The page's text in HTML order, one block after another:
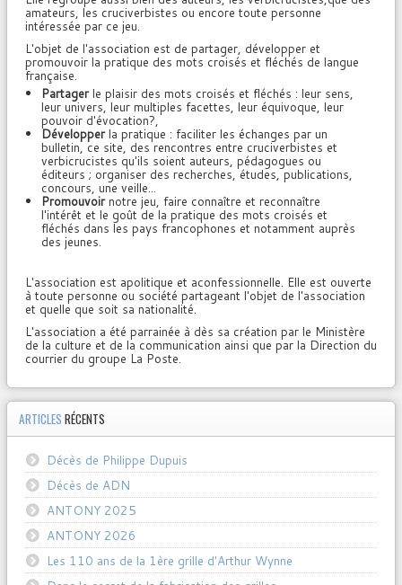
amateurs, les cruciverbistes ou encore toute personne
intéressée par ce jeu.
L'objet de l'association est de partager, développer et
promouvoir la pratique des mots croisés et fléchés de langue
française.
Partager le plaisir des mots croisés et fléchés : leur sens,
leur univers, leur multiples facettes, leur équivoque, leur
pouvoir d'évocation?,
Développer la pratique : faciliter les échanges par un
bulletin, ce site, des rencontres entre cruciverbistes et
verbicrucistes qu'ils soient auteurs, pédagogues ou
éditeurs ; organiser des recherches, études, publications,
concours, une veille...
Promouvoir notre jeu, faire connaître et reconnaître
l'intérêt et le goût de la pratique des mots croisés et
fléchés dans les pays francophones et notamment auprès
des jeunes.
L'association est apolitique et aconfessionnelle. Elle est ouverte
à toute personne ou société partageant l'objet de l'association
et quelle que soit sa nationalité.
L'association a été parrainée à dès sa création par le Ministère
de la culture et de la communication ainsi que par la Direction du
courrier du groupe La Poste.
ARTICLES RÉCENTS
Décès de Philippe Dupuis
Décès de ADN
ANTONY 2025
ANTONY 2026
Les 110 ans de la 1ère grille d'Arthur Wynne